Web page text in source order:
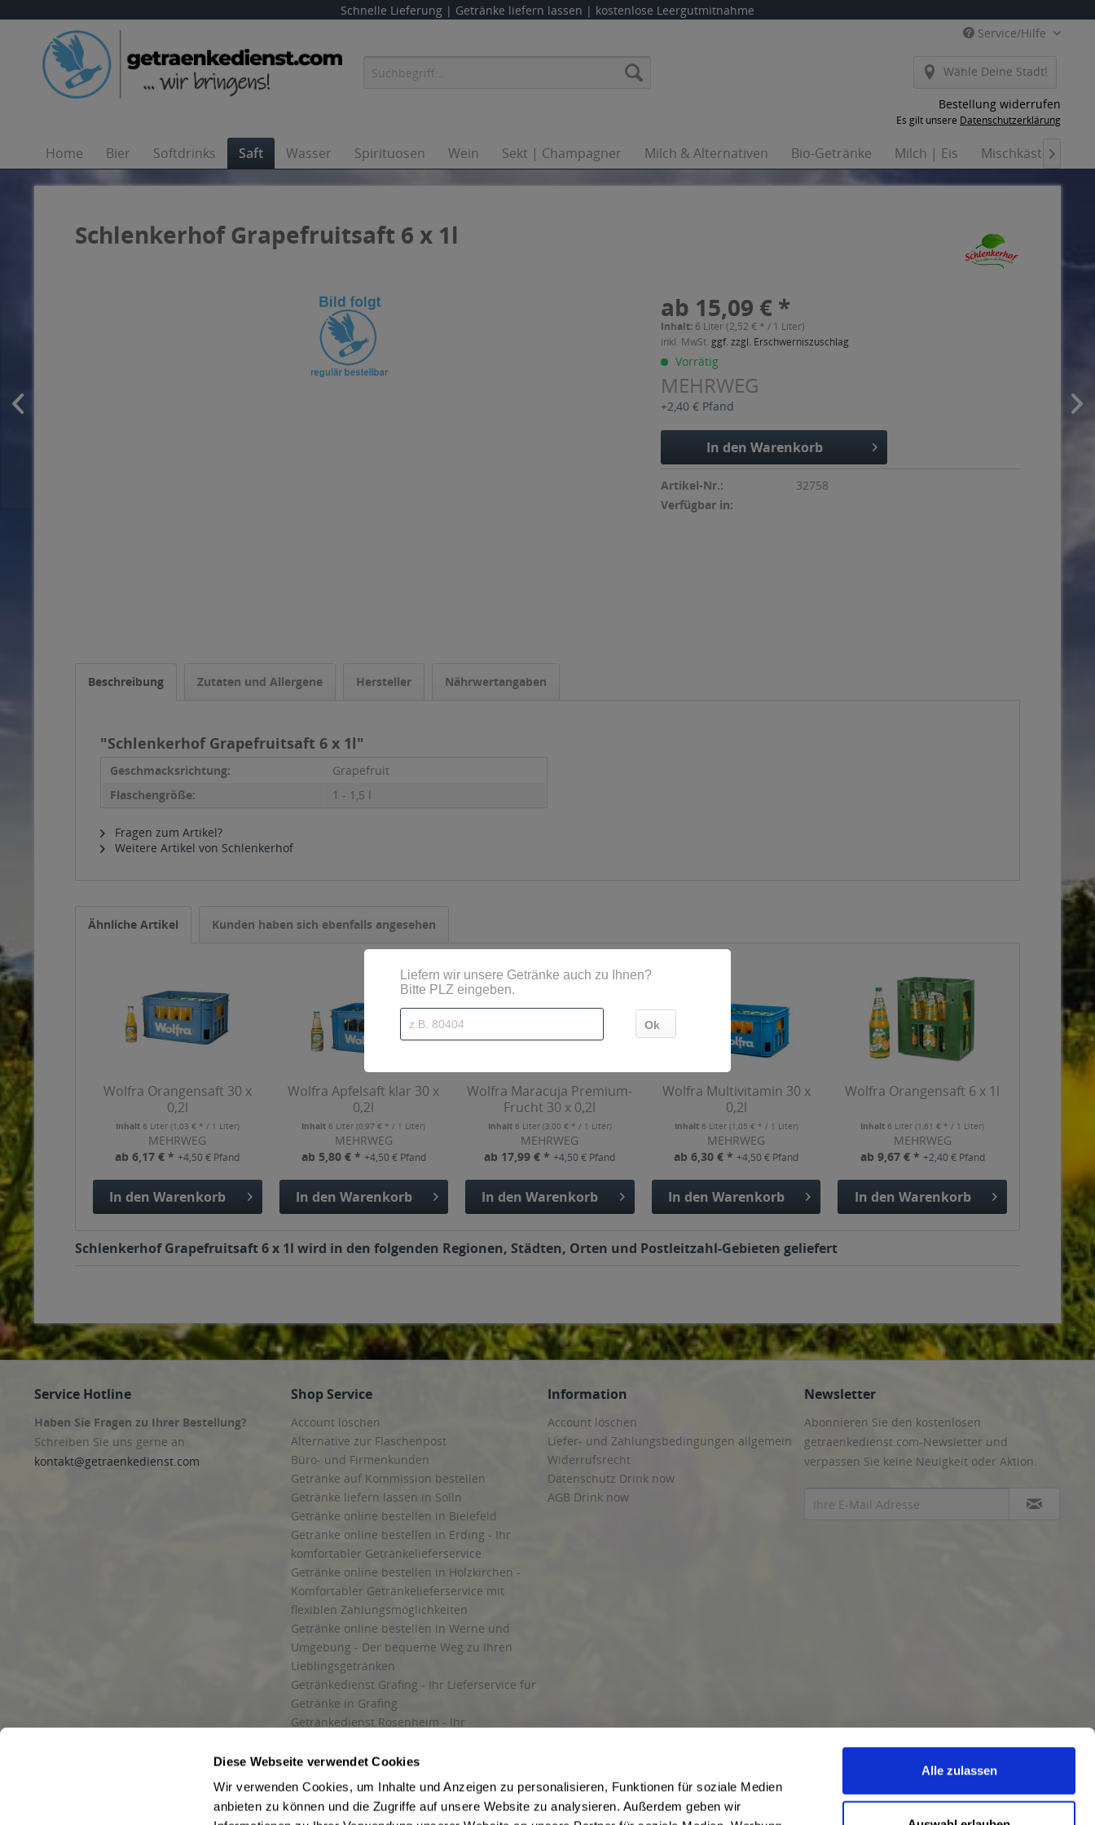
Diese Webseite verwendet Cookies
Wir verwenden Cookies, um Inhalte und Anzeigen zu personalisieren, Funktionen für soziale Medien
anbieten zu können und die Zugriffe auf unsere Website zu analysieren. Außerdem geben wir
Alle zulassen
Schnelle Lieferung | Getränke liefern lassen | kostenlose Leergutmitnahme
Service/Hilfe
Wähle Deine Stadt!
Bestellung widerrufen
Es gilt unsere Datenschutzerklärung
Home Bier Softdrinks Saft Wasser Spirituosen Wein Sekt | Champagner Milch & Alternativen Bio-Getränke Milch | Eis Mischkästen

Schlenkerhof Grapefruitsaft 6 x 1l
ab 15,09 € *
Inhalt: 6 Liter (2,52 € * / 1 Liter)
inkl. MwSt. ggf. zzgl. Erschwerniszuschlag
Vorrätig
MEHRWEG
+2,40 € Pfand
In den Warenkorb
Artikel-Nr.:
32758
Verfügbar in:
Beschreibung Zutaten und Allergene Hersteller Nährwertangaben
"Schlenkerhof Grapefruitsaft 6 x 1l"
Geschmacksrichtung:
Grapefruit
Flaschengröße:
1 - 1,5 l
Fragen zum Artikel?
Weitere Artikel von Schlenkerhof
Ähnliche Artikel Kunden haben sich ebenfalls angesehen
Wolfra Orangensaft 30 x
0,2l
Inhalt 6 Liter (1,03 € * / 1 Liter)
MEHRWEG
ab 6,17 € *+4,50 € Pfand
In den Warenkorb
Wolfra Apfelsaft klar 30 x
0,2l
Inhalt 6 Liter(0,97 € * / 1 Liter)
MEHRWEG
ab 5,80 € * +4,50 € Pfand
In den Warenkorb
Wolfra Maracuja Premium-
Frucht 30 x 0,2l
Inhalt 6 Liter (3,00 € * / 1 Liter)
MEHRWEG
ab 17,99 € *+4,50 € Pfand
In den Warenkorb
Wolfra Multivitamin 30 x
0,2l
Inhalt 6 Liter (1,05 € * / 1 Liter)
MEHRWEG
ab 6,30 € *+4,50 € Pfand
In den Warenkorb
Wolfra Orangensaft 6 x 1l
Inhalt 6 Liter(1,61 € * / 1 Liter)
MEHRWEG
ab 9,67 € * +2,40 € Pfand
In den Warenkorb
Schlenkerhof Grapefruitsaft 6 x 1l wird in den folgenden Regionen, Städten, Orten und Postleitzahl-Gebieten geliefert
Service Hotline
Haben Sie Fragen zu Ihrer Bestellung?
Schreiben Sie uns gerne an
kontakt@getraenkedienst.com
Shop Service
Account löschen
Alternative zur Flaschenpost
Büro- und Firmenkunden
Getränke auf Kommission bestellen
Getränke liefern lassen in Solln
Getränke online bestellen in Bielefeld
Getränke online bestellen in Erding - Ihr
komfortabler Getränkelieferservice
Getränke online bestellen in Holzkirchen -
Komfortabler Getränkelieferservice mit
flexiblen Zahlungsmöglichkeiten
Getränke online bestellen in Werne und
Umgebung - Der bequeme Weg zu Ihren
Lieblingsgetränken
Getränkedienst Grafing - Ihr Lieferservice für
Getränke in Grafing
Getränkedienst Rosenheim - Ihr
und Umgebung
Liefergebiet
Lieferservice für Getränke
Information
Account löschen
Liefer- und Zahlungsbedingungen allgemein
Widerrufsrecht
Datenschutz Drink now
AGB Drink now
Newsletter
Abonnieren Sie den kostenlosen
getraenkedienst.com-Newsletter und
verpassen Sie keine Neuigkeit oder Aktion.